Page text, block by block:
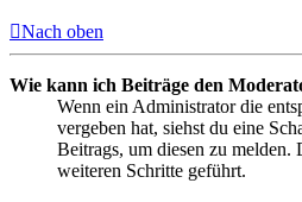
Nach oben
Wie kann ich Beiträge den
Wenn ein Administrator die
vergeben hat, siehst du eine
Beitrags, um diesen zu
weiteren Schritte geführt.